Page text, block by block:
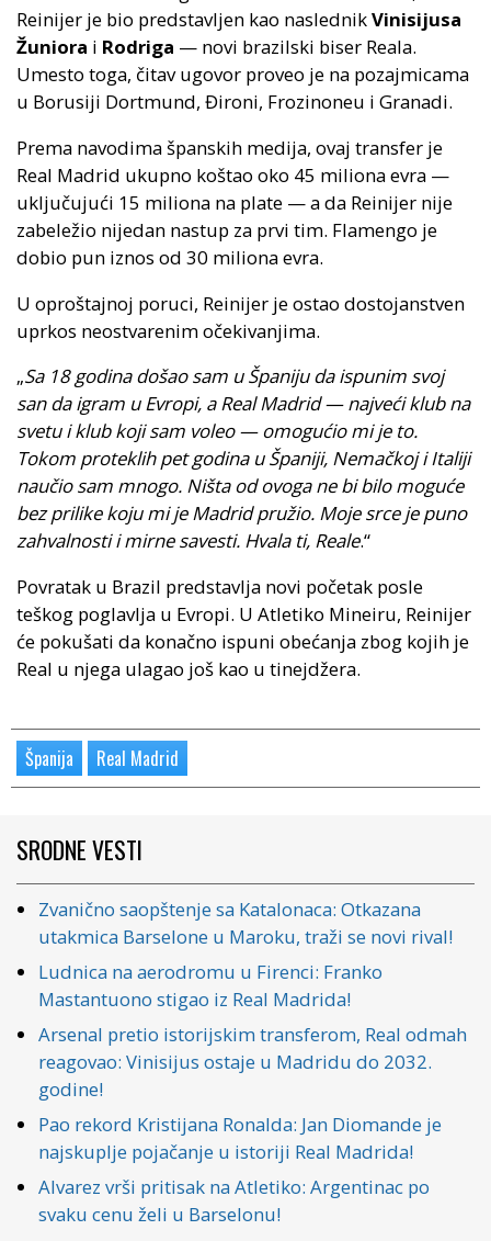
Reinijer je bio predstavljen kao naslednikVinisijusa
Žuniora i Rodriga — novi brazilski biser Reala.
Umesto toga, čitav ugovor proveo je na pozajmicama
u Borusiji Dortmund, Đironi, Frozinoneu i Granadi.
Prema navodima španskih medija, ovaj transfer je
Real Madrid ukupno koštao oko 45 miliona evra —
uključujući 15 miliona na plate — a da Reinijer nije
zabeležio nijedan nastup za prvi tim. Flamengo je
dobio pun iznos od 30 miliona evra.
U oproštajnoj poruci, Reinijer je ostao dostojanstven
uprkos neostvarenim očekivanjima.
„Sa 18 godina došao sam u Španiju da ispunim svoj
san da igram u Evropi, a Real Madrid — najveći klub na
svetu i klub koji sam voleo — omogućio mi je to.
Tokom proteklih pet godina u Španiji, Nemačkoj i Italiji
naučio sam mnogo. Ništa od ovoga ne bi bilo moguće
bez prilike koju mi je Madrid pružio. Moje srce je puno
zahvalnosti i mirne savesti. Hvala ti, Reale.“
Povratak u Brazil predstavlja novi početak posle
teškog poglavlja u Evropi. U Atletiko Mineiru, Reinijer
će pokušati da konačno ispuni obećanja zbog kojih je
Real u njega ulagao još kao u tinejdžera.
Španija Real Madrid
SRODNE VESTI
Zvanično saopštenje sa Katalonaca: Otkazana
utakmica Barselone u Maroku, traži se novi rival!
Ludnica na aerodromu u Firenci: Franko
Mastantuono stigao iz Real Madrida!
Arsenal pretio istorijskim transferom, Real odmah
reagovao: Vinisijus ostaje u Madridu do 2032.
godine!
Pao rekord Kristijana Ronalda: Jan Diomande je
najskuplje pojačanje u istoriji Real Madrida!
Alvarez vrši pritisak na Atletiko: Argentinac po
svaku cenu želi u Barselonu!